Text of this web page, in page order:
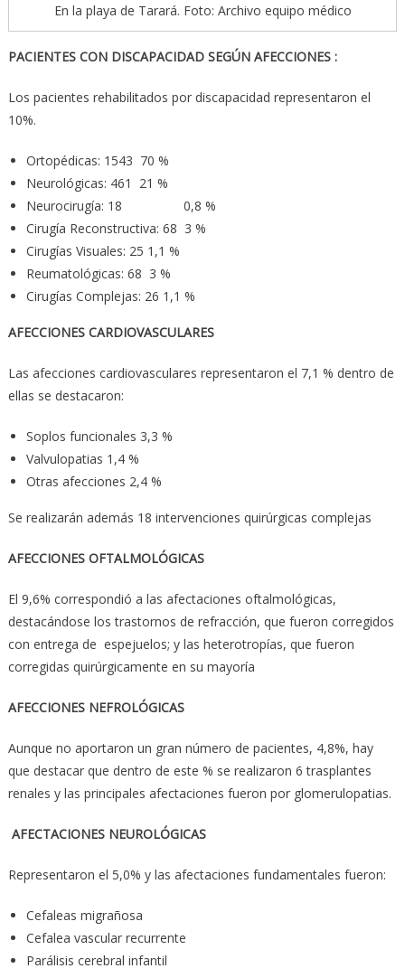
En la playa de Tarará. Foto: Archivo equipo médico
PACIENTES CON DISCAPACIDAD SEGÚN AFECCIONES :
Los pacientes rehabilitados por discapacidad representaron el
10%.
Ortopédicas: 1543 70 %
Neurológicas: 461 21 %
Neurocirugía: 18 0,8 %
Cirugía Reconstructiva: 68 3 %
Cirugías Visuales: 25 1,1 %
Reumatológicas: 68 3 %
Cirugías Complejas: 26 1,1 %
AFECCIONES CARDIOVASCULARES
Las afecciones cardiovasculares representaron el 7,1 % dentro de
ellas se destacaron:
Soplos funcionales 3,3 %
Valvulopatias 1,4 %
Otras afecciones 2,4 %
Se realizarán además 18 intervenciones quirúrgicas complejas
AFECCIONES OFTALMOLÓGICAS
El 9,6% correspondió a las afectaciones oftalmológicas,
destacándose los trastornos de refracción, que fueron corregidos
con entrega de espejuelos; y las heterotropías, que fueron
corregidas quirúrgicamente en su mayoría
AFECCIONES NEFROLÓGICAS
Aunque no aportaron un gran número de pacientes, 4,8%, hay
que destacar que dentro de este % se realizaron 6 trasplantes
renales y las principales afectaciones fueron por glomerulopatias.
AFECTACIONES NEUROLÓGICAS
Representaron el 5,0% y las afectaciones fundamentales fueron:
Cefaleas migrañosa
Cefalea vascular recurrente
Parálisis cerebral infantil